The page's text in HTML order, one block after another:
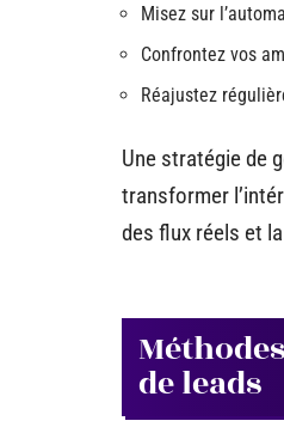
Misez sur
Confrontez vos
Réajustez
Une stratégie de
transformer
des flux réels et
de leads